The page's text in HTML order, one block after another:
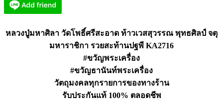
ราชิ
รวย
หลวงปู่มหาศิลา วัดโพธิ์ศรีสะอาด ท้าวเวสสุวรรณ พุทธศิลป์ จตุ
มหาราชิกา รวยสะท้านปฐพี KA2716
#ขวัญพระเครื่อง
#ขวัญธานันท์พระเครื่อง
วัตถุมงคลทุกรายการของทางร้าน
รับประกันแท้ 100% ตลอดชีพ